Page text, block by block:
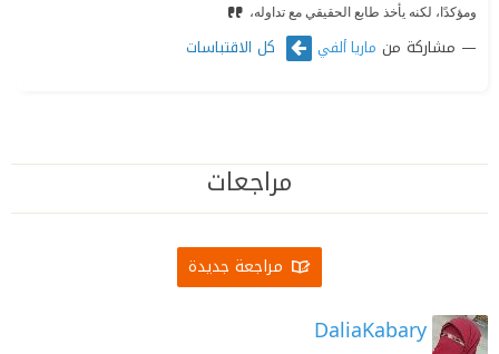
ومؤكدًا، لكنه يأخذ طابع الحقيقي مع تداوله،
مشاركة من ماريا ألفي كل الاقتباسات
مراجعات
مراجعة جديدة
DaliaKabary